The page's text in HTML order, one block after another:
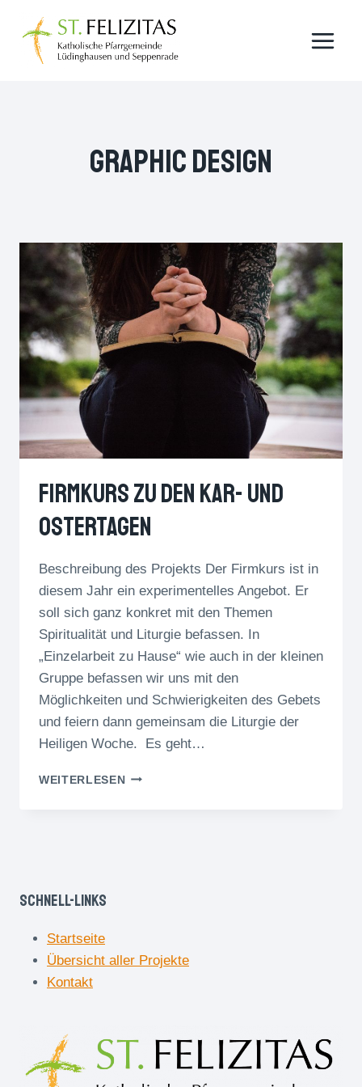
Inhalt
springen
Graphic Design
Firmkurs Zu Den Kar- Und
Ostertagen
Beschreibung des Projekts Der Firmkurs ist in
diesem Jahr ein experimentelles Angebot. Er
soll sich ganz konkret mit den Themen
Spiritualität und Liturgie befassen. In
„Einzelarbeit zu Hause“ wie auch in der kleinen
Gruppe befassen wir uns mit den
Möglichkeiten und Schwierigkeiten des Gebets
und feiern dann gemeinsam die Liturgie der
Heiligen Woche. Es geht…
WEITERLESENFIRMKURS
Schnell-Links
Startseite
Übersicht aller Projekte
Kontakt